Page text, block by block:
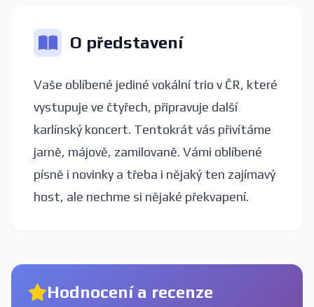
O představení
Vaše oblíbené jediné vokální trio v ČR, které
vystupuje ve čtyřech, připravuje další
karlínský koncert. Tentokrát vás přivítáme
jarně, májově, zamilovaně. Vámi oblíbené
písně i novinky a třeba i nějaký ten zajímavý
host, ale nechme si nějaké překvapení.
Hodnocení a recenze